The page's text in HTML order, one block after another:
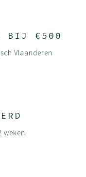
BIJ €500
Vlaanderen
weken